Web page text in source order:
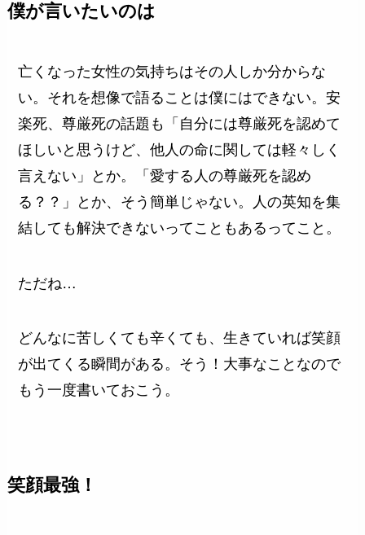
僕が言いたいのは
亡くなった女性の気持ちはその人しか分からな
い。それを想像で語ることは僕にはできない。安
楽死、尊厳死の話題も「自分には尊厳死を認めて
ほしいと思うけど、他人の命に関しては軽々しく
言えない」とか。「愛する人の尊厳死を認め
る？？」とか、そう簡単じゃない。人の英知を集
結しても解決できないってこともあるってこと。
ただね…
どんなに苦しくても辛くても、生きていれば笑顔
が出てくる瞬間がある。そう！大事なことなので
もう一度書いておこう。
笑顔最強！